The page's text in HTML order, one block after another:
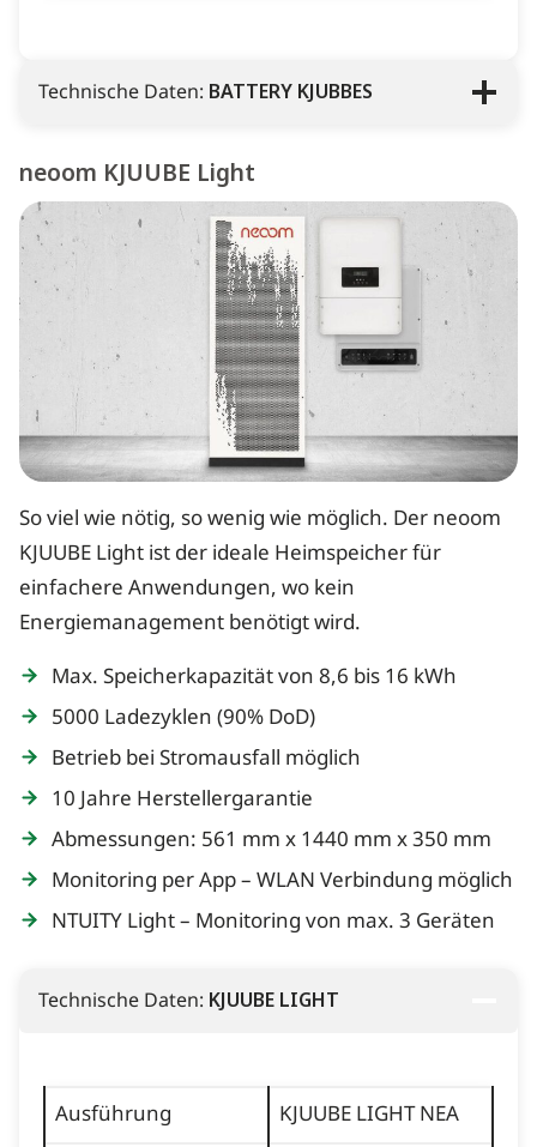
Technische Daten: BATTERY KJUBBES
neoom KJUUBE Light
So viel wie nötig, so wenig wie möglich. Der neoom
KJUUBE Light ist der ideale Heimspeicher für
einfachere Anwendungen, wo kein
Energiemanagement benötigt wird.
Max. Speicherkapazität von 8,6 bis 16 kWh
5000 Ladezyklen (90% DoD)
Betrieb bei Stromausfall möglich
10 Jahre Herstellergarantie
Abmessungen: 561 mm x 1440 mm x 350 mm
Monitoring per App – WLAN Verbindung möglich
NTUITY Light – Monitoring von max. 3 Geräten
Technische Daten: KJUUBE LIGHT
Ausführung
KJUUBE LIGHT NEA